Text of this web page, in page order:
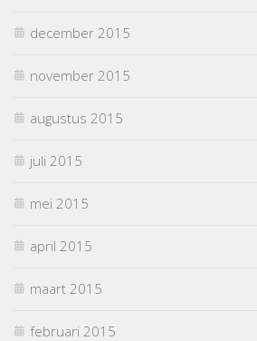
december 2015
november 2015
augustus 2015
juli 2015
mei 2015
april 2015
maart 2015
februari 2015